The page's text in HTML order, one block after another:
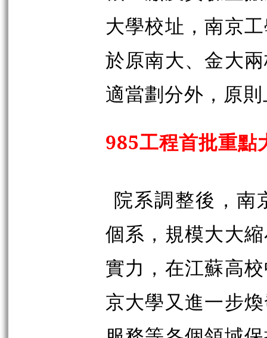
大學校址，南京
於原南大、金大
適當劃分外，原
985工程首批重點
院系調整後，南
個系，規模大大
實力，在江蘇高
京大學又進一步